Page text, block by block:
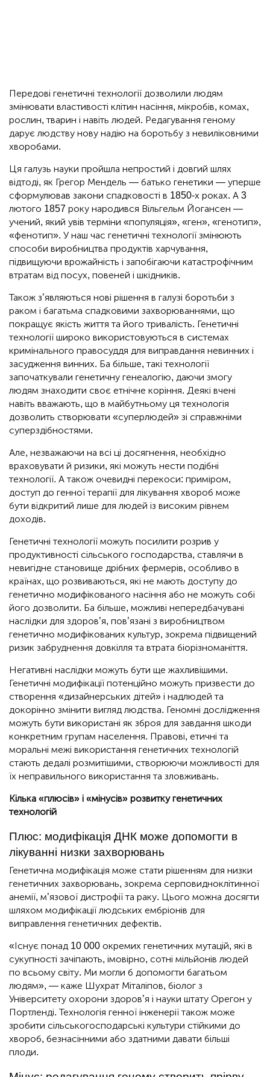
Передові генетичні технології дозволили людям
змінювати властивості клітин насіння, мікробів, комах,
рослин, тварин і навіть людей. Редагування геному
дарує людству нову надію на боротьбу з невиліковними
хворобами.
Ця галузь науки пройшла непростий і довгий шлях
відтоді, як Грегор Мендель — батько генетики — уперше
сформулював закони спадковості в 1850-х роках. А 3
лютого 1857 року народився Вільгельм Йогансен —
учений, який увів терміни «популяція», «ген», «генотип»,
«фенотип». У наш час генетичні технології змінюють
способи виробництва продуктів харчування,
підвищуючи врожайність і запобігаючи катастрофічним
втратам від посух, повеней і шкідників.
Також з’являються нові рішення в галузі боротьби з
раком і багатьма спадковими захворюваннями, що
покращує якість життя та його тривалість. Генетичні
технології широко використовуються в системах
кримінального правосуддя для виправдання невинних і
засудження винних. Ба більше, такі технології
започаткували генетичну генеалогію, даючи змогу
людям знаходити своє етнічне коріння. Деякі вчені
навіть вважають, що в майбутньому ця технологія
дозволить створювати «суперлюдей» зі справжніми
суперздібностями.
Але, незважаючи на всі ці досягнення, необхідно
враховувати й ризики, які можуть нести подібні
технології. А також очевидні перекоси: приміром,
доступ до генної терапії для лікування хвороб може
бути відкритий лише для людей із високим рівнем
доходів.
Генетичні технології можуть посилити розрив у
продуктивності сільського господарства, ставлячи в
невигідне становище дрібних фермерів, особливо в
країнах, що розвиваються, які не мають доступу до
генетично модифікованого насіння або не можуть собі
його дозволити. Ба більше, можливі непередбачувані
наслідки для здоров’я, пов’язані з виробництвом
генетично модифікованих культур, зокрема підвищений
ризик забруднення довкілля та втрата біорізноманіття.
Негативні наслідки можуть бути ще жахливішими.
Генетичні модифікації потенційно можуть призвести до
створення «дизайнерських дітей» і надлюдей та
докорінно змінити вигляд людства. Геномні дослідження
можуть бути використані як зброя для завдання шкоди
конкретним групам населення. Правові, етичні та
моральні межі використання генетичних технологій
стають дедалі розмитішими, створюючи можливості для
їх неправильного використання та зловживань.
Кілька «плюсів» і «мінусів» розвитку генетичних
технологій
Плюс: модифікація ДНК може допомогти в
лікуванні низки захворювань
Генетична модифікація може стати рішенням для низки
генетичних захворювань, зокрема серповидноклітинної
анемії, м’язової дистрофії та раку. Цього можна досягти
шляхом модифікації людських ембріонів для
виправлення генетичних дефектів.
«Існує понад 10 000 окремих генетичних мутацій, які в
сукупності зачіпають, імовірно, сотні мільйонів людей
по всьому світу. Ми могли б допомогти багатьом
людям», — каже Шухрат Міталіпов, біолог з
Університету охорони здоров’я і науки штату Орегон у
Портленді. Технологія генної інженерії також може
зробити сільськогосподарські культури стійкими до
хвороб, безнасінними або здатними давати більші
плоди.